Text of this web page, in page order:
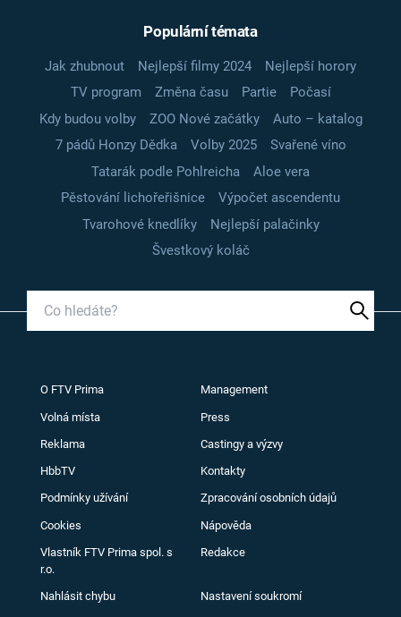
Populární témata
Jak zhubnout Nejlepší filmy 2024
Nejlepší horory
TV program
Změna času Partie
Počasí
Kdy budou volby
ZOO Nové začátky
Auto – katalog
7 pádů Honzy Dědka
Volby 2025
Svařené víno
Tatarák podle Pohlreicha
Aloe vera
Pěstování lichořeřišnice
Výpočet ascendentu
Tvarohové knedlíky
Nejlepší palačinky
Švestkový koláč
O FTV Prima Management
Volná místa Press
Reklama Castingy a výzvy
HbbTV Kontakty
Podmínky užívání Zpracování osobních údajů
Cookies Nápověda
Vlastník FTV Prima spol. s
r.o.
Redakce
Nahlásit chybu Nastavení soukromí